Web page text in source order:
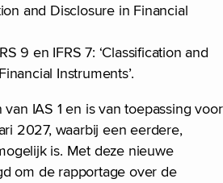
and Disclosure in Financial
9 en IFRS 7: ‘Classification and
Instruments’.
van IAS 1 en is van toepassing voor
2027, waarbij een eerdere,
is. Met deze nieuwe
om de rapportage over de